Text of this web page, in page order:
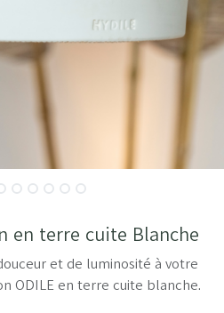
en terre cuite Blanche
et de luminosité à votre
ODILE en terre cuite blanche.